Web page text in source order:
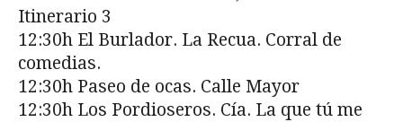
Itinerario 3
12:30h El Burlador. La Recua. Corral de
comedias.
12:30h Paseo de ocas. Calle Mayor
12:30h Los Pordioseros. Cía. La que tú me